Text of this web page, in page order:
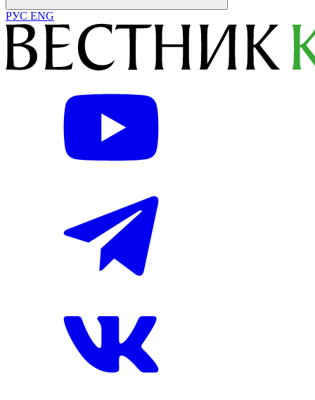
РУС ENG